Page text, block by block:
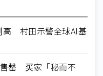
高 村田示警全球AI基
罄 买家「秘而不